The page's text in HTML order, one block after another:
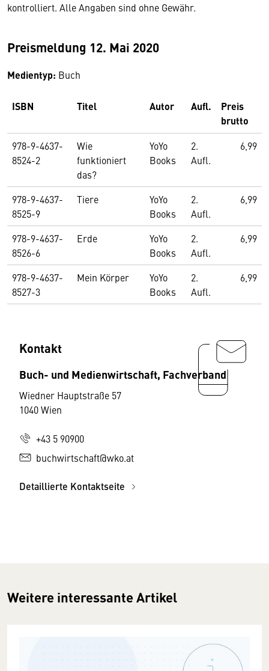
kontrolliert. Alle Angaben sind ohne Gewähr.
Preismeldung 12. Mai 2020
Medientyp: Buch
ISBN Titel Autor Aufl.
Preis
brutto
978-9-4637-
8524-2
Wie
funktioniert
das?
YoYo
Books
2.
Aufl.
6,99
978-9-4637-
8525-9
Tiere
YoYo
Books
2.
Aufl.
6,99
978-9-4637-
8526-6
Erde
YoYo
Books
2.
Aufl.
6,99
978-9-4637-
8527-3
Mein Körper
YoYo
Books
2.
Aufl.
6,99
Kontakt
Buch- und Medienwirtschaft, Fachverband
Wiedner Hauptstraße 57
1040 Wien
+43 5 90900
buchwirtschaft@wko.at
Detaillierte Kontaktseite
Weitere interessante Artikel